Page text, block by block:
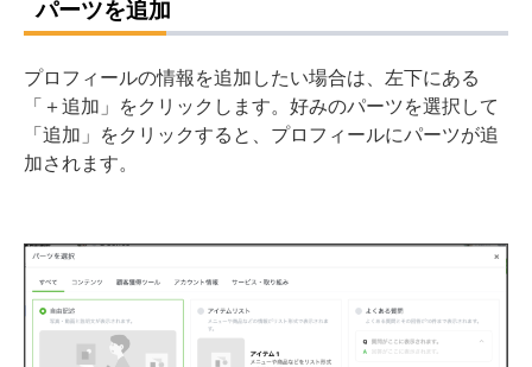
パーツを追加
プロフィールの情報を追加したい場合は、左下にある
「＋追加」をクリックします。好みのパーツを選択して
「追加」をクリックすると、プロフィールにパーツが追
加されます。